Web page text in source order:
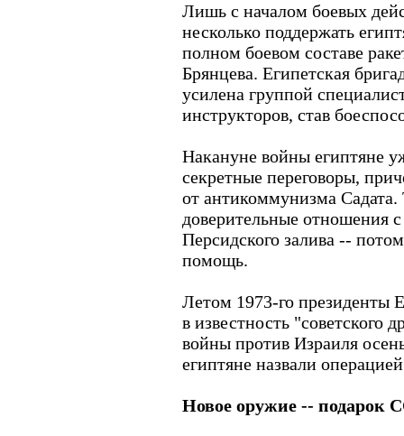
Лишь с началом боевых
несколько поддержать
полном боевом составе
Брянцева. Египетская
усилена группой
инструкторов, став
Накануне войны египтяне
секретные переговоры,
от антикоммунизма Садата.
доверительные отношения
Персидского залива --
помощь.
Летом 1973-го президенты
в известность "советского
войны против Израиля
египтяне назвали
Новое оружие -- подарок